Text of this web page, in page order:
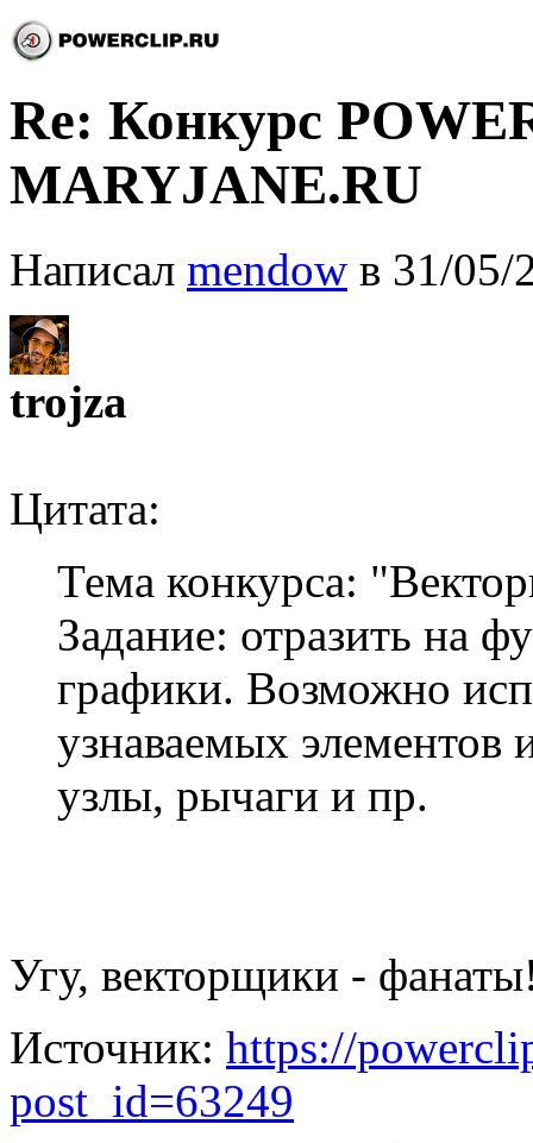
Re: Конкурс
MARYJANE.RU
Написал mendow в 31/05/
trojza
Цитата:
Тема конкурса:
Задание: отразить на
графики. Возможно
узнаваемых элементов
узлы, рычаги и пр.
Угу, векторщики -
Источник: https://
post_id=63249